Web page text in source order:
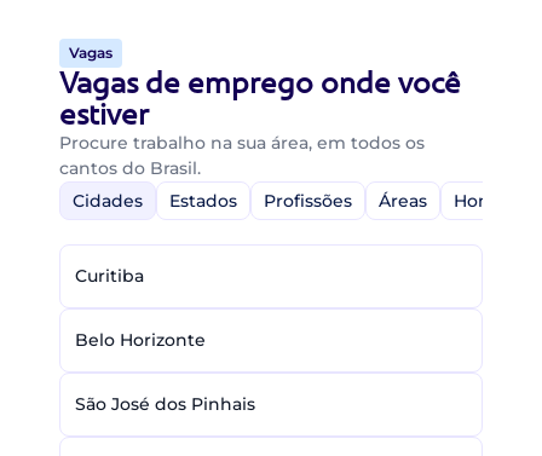
Vagas
Vagas de emprego onde você
estiver
Procure trabalho na sua área, em todos os
cantos do Brasil.
Cidades
Estados Profissões Áreas Home-
Curitiba
Belo Horizonte
São José dos Pinhais